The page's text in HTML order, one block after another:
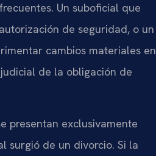
Un suboficial que
de seguridad, o un
cambios materiales en
de la obligación de
presentan exclusivamente
surgió de un divorcio. Si la